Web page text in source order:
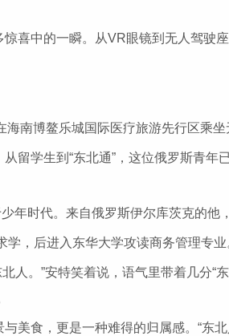
中的一瞬。从VR眼镜到无人驾驶座
海南博鳌乐城国际医疗旅游先行区乘
学生到“东北通”，这位俄罗斯青年
时代。来自俄罗斯伊尔库茨克的他
后进入东华大学攻读商务管理专业
。”安特笑着说，语气里带着几分“
食，更是一种难得的归属感。“东北